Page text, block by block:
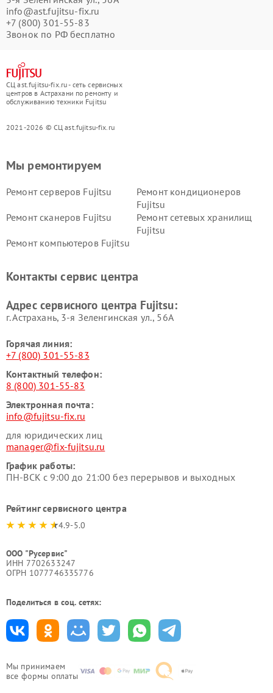
info@ast.fujitsu-fix.ru
+7 (800) 301-55-83
Звонок по РФ бесплатно
СЦ ast.fujitsu-fix.ru - сеть сервисных
центров в Астрахани по ремонту и
обслуживанию техники Fujitsu
2021-2026 © СЦ ast.fujitsu-fix.ru
Мы принимаем
все формы оплаты
Мы ремонтируем
Ремонт серверов Fujitsu
Ремонт кондиционеров
Fujitsu
Ремонт сканеров Fujitsu
Ремонт сетевых хранилищ
Fujitsu
Ремонт компьютеров Fujitsu
Контакты сервис центра
Адрес сервисного центра Fujitsu:
г. Астрахань, 3-я Зеленгинская ул., 56А
Горячая линия:
+7 (800) 301-55-83
Контактный телефон:
8 (800) 301-55-83
Электронная почта:
info@fujitsu-fix.ru
для юридических лиц
manager@fix-fujitsu.ru
График работы:
ПН-ВСК с 9:00 до 21:00 без перерывов и выходных
Рейтинг сервисного центра
4.9-5.0
ООО "Русервис"
ИНН 7702633247
ОГРН 1077746335776
Поделиться в соц. сетях: